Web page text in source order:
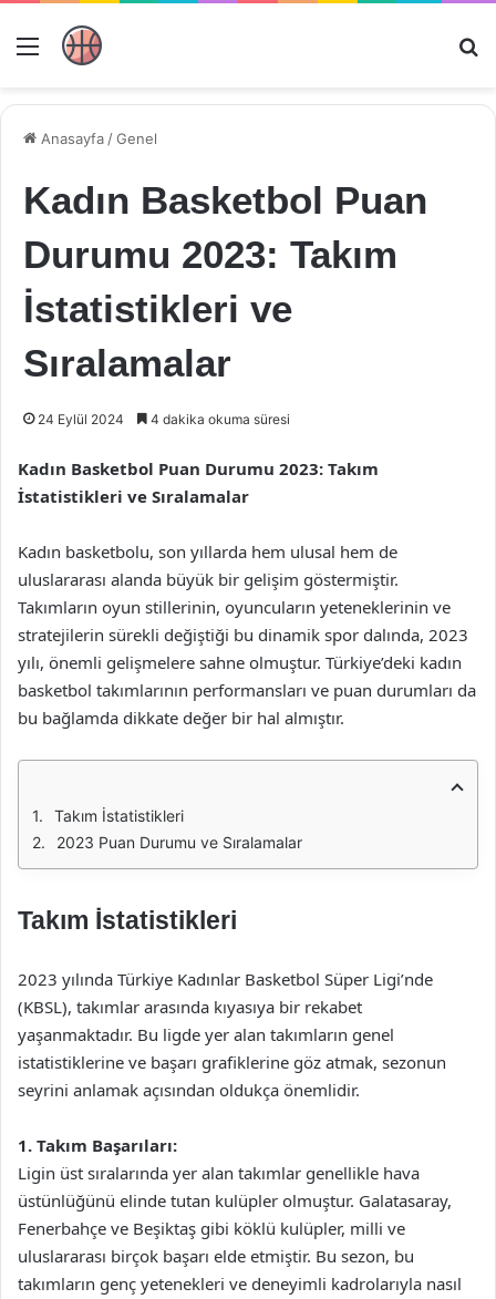
Menü
Anasayfa /Genel
Kadın Basketbol Puan
Durumu 2023: Takım
İstatistikleri ve
Sıralamalar
24 Eylül 2024 4 dakika okuma süresi
Kadın Basketbol Puan Durumu 2023: Takım
İstatistikleri ve Sıralamalar
Kadın basketbolu, son yıllarda hem ulusal hem de
uluslararası alanda büyük bir gelişim göstermiştir.
Takımların oyun stillerinin, oyuncuların yeteneklerinin ve
stratejilerin sürekli değiştiği bu dinamik spor dalında, 2023
yılı, önemli gelişmelere sahne olmuştur. Türkiye’deki kadın
basketbol takımlarının performansları ve puan durumları da
bu bağlamda dikkate değer bir hal almıştır.
Takım İstatistikleri
2023 Puan Durumu ve Sıralamalar
Takım İstatistikleri
2023 yılında Türkiye Kadınlar Basketbol Süper Ligi’nde
(KBSL), takımlar arasında kıyasıya bir rekabet
yaşanmaktadır. Bu ligde yer alan takımların genel
istatistiklerine ve başarı grafiklerine göz atmak, sezonun
seyrini anlamak açısından oldukça önemlidir.
1. Takım Başarıları:
Ligin üst sıralarında yer alan takımlar genellikle hava
üstünlüğünü elinde tutan kulüpler olmuştur. Galatasaray,
Fenerbahçe ve Beşiktaş gibi köklü kulüpler, milli ve
uluslararası birçok başarı elde etmiştir. Bu sezon, bu
takımların genç yetenekleri ve deneyimli kadrolarıyla nasıl